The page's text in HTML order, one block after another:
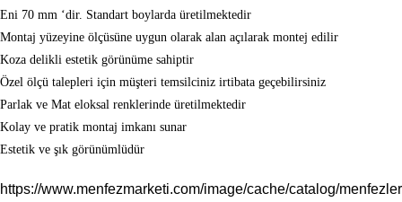
Eni 70 mm ‘dir. Standart boylarda üretilmektedir
Montaj yüzeyine ölçüsüne uygun olarak alan açılarak montej edilir
Koza delikli estetik görünüme sahiptir
Özel ölçü talepleri için müşteri temsilciniz irtibata geçebilirsiniz
Parlak ve Mat eloksal renklerinde üretilmektedir
Kolay ve pratik montaj imkanı sunar
Estetik ve şık görünümlüdür
https://www.menfezmarketi.com/image/cache/catalog/